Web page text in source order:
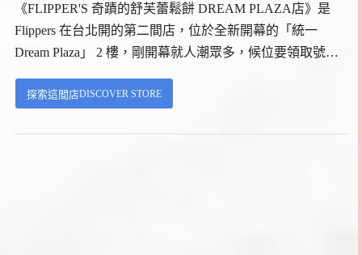
《FLIPPER'S 奇蹟的舒芙蕾鬆餅 DREAM PLAZA店》是
Flippers 在台北開的第二間店，位於全新開幕的「統一
Dream Plaza」 2 樓，剛開幕就人潮眾多，候位要領取號碼
技術，在甜點界闖出名號。...
探索這間店DISCOVER STORE